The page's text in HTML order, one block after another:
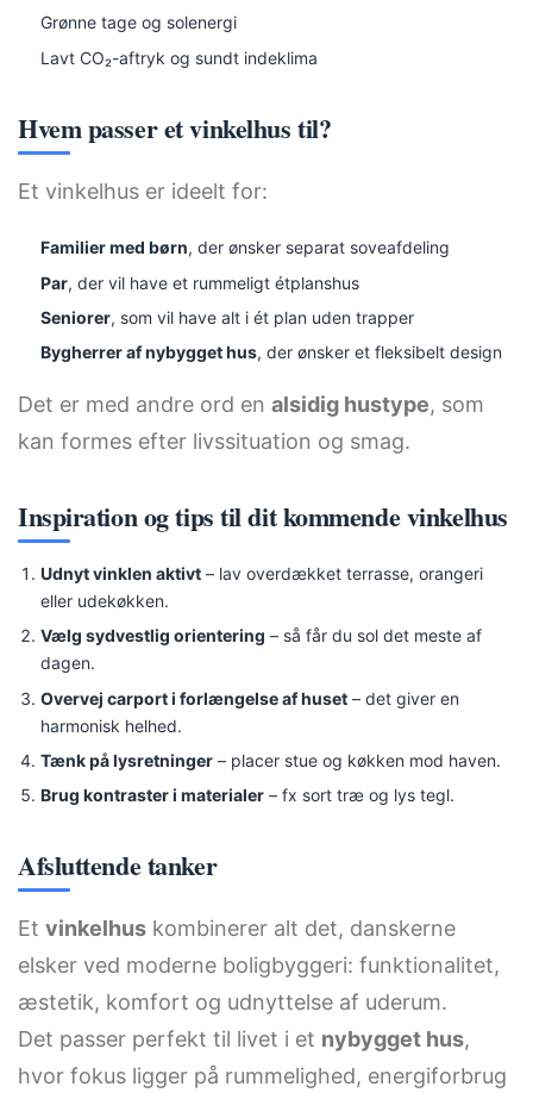
Grønne tage og solenergi
Lavt CO₂-aftryk og sundt indeklima
Hvem passer et vinkelhus til?
Et vinkelhus er ideelt for:
Familier med børn, der ønsker separat soveafdeling
Par, der vil have et rummeligt étplanshus
Seniorer, som vil have alt i ét plan uden trapper
Bygherrer af nybygget hus, der ønsker et fleksibelt design
Det er med andre ord en alsidig hustype, som
kan formes efter livssituation og smag.
Inspiration og tips til dit kommende vinkelhus
Udnyt vinklen aktivt– lav overdækket terrasse, orangeri
eller udekøkken.
Vælg sydvestlig orientering – så får du sol det meste af
dagen.
Overvej carport i forlængelse af huset– det giver en
harmonisk helhed.
Tænk på lysretninger– placer stue og køkken mod haven.
Brug kontraster i materialer– fx sort træ og lys tegl.
Afsluttende tanker
Et vinkelhus kombinerer alt det, danskerne
elsker ved moderne boligbyggeri: funktionalitet,
æstetik, komfort og udnyttelse af uderum.
Det passer perfekt til livet i et nybygget hus,
hvor fokus ligger på rummelighed, energiforbrug